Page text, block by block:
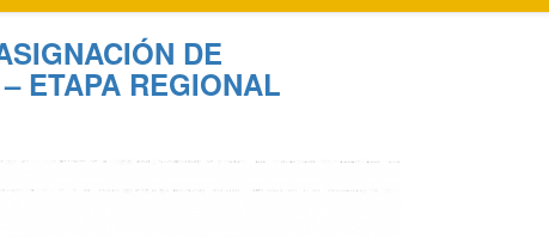
DE
ETAPA REGIONAL